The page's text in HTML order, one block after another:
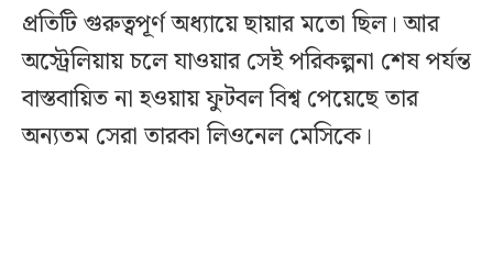
প্রতিটি গুরুত্বপূর্ণ অধ্যায়ে ছায়ার মতো ছিল। আর
অস্ট্রেলিয়ায় চলে যাওয়ার সেই পরিকল্পনা শেষ পর্যন্ত
বাস্তবায়িত না হওয়ায় ফুটবল বিশ্ব পেয়েছে তার
অন্যতম সেরা তারকা লিওনেল মেসিকে।